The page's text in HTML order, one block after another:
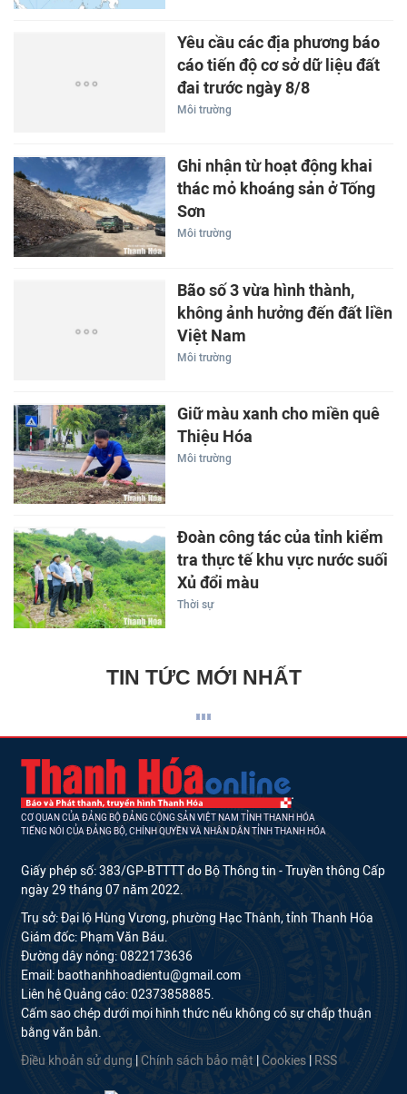
Yêu cầu các địa phương báo
cáo tiến độ cơ sở dữ liệu đất
đai trước ngày 8/8
Môi trường
Ghi nhận từ hoạt động khai
thác mỏ khoáng sản ở Tống
Sơn
Môi trường
Bão số 3 vừa hình thành,
không ảnh hưởng đến đất liền
Việt Nam
Môi trường
Giữ màu xanh cho miền quê
Thiệu Hóa
Môi trường
Đoàn công tác của tỉnh kiểm
tra thực tế khu vực nước suối
Xủ đổi màu
Thời sự
TIN TỨC MỚI NHẤT
CƠ QUAN CỦA ĐẢNG BỘ ĐẢNG CỘNG SẢN VIỆT NAM TỈNH THANH HÓA
TIẾNG NÓI CỦA ĐẢNG BỘ, CHÍNH QUYỀN VÀ NHÂN DÂN TỈNH THANH HÓA
Giấy phép số: 383/GP-BTTTT do Bộ Thông tin - Truyền thông Cấp
ngày 29 tháng 07 năm 2022.
Trụ sở: Đại lộ Hùng Vương, phường Hạc Thành, tỉnh Thanh Hóa
Giám đốc: Phạm Văn Báu.
Đường dây nóng: 0822173636
Email: baothanhhoadientu@gmail.com
Liên hệ Quảng cáo: 02373858885.
Cấm sao chép dưới mọi hình thức nếu không có sự chấp thuận
bằng văn bản.
Điều khoản sử dụng Chính sách bảo mật Cookies RSS